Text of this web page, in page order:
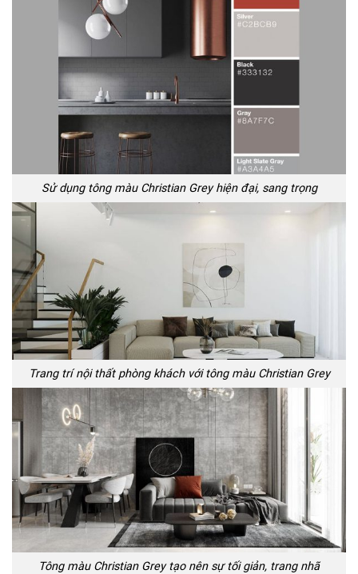
Sử dụng tông màu Christian Grey hiện đại, sang trọng
Trang trí nội thất phòng khách với tông màu Christian Grey
Tông màu Christian Grey tạo nên sự tối giản, trang nhã